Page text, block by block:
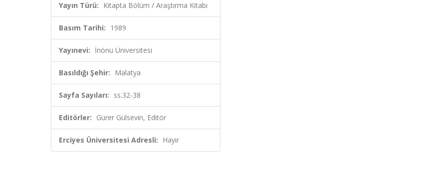
Yayın Türü: Kitapta Bölüm / Araştırma Kitabı
Basım Tarihi: 1989
Yayınevi: İnönü Üniversitesi
Basıldığı Şehir: Malatya
Sayfa Sayıları: ss.32-38
Editörler: Gürer Gülsevin, Editör
Erciyes Üniversitesi Adresli: Hayır